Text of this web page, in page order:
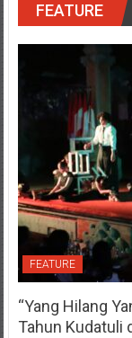
FEATURE
FEATURE
“Yang Hilang
Tahun Kudatuli